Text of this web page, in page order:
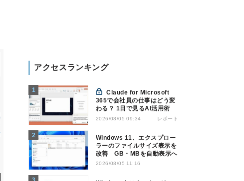
アクセスランキング
Claude for Microsoft
365で会社員の仕事はどう変
わる？ 1日で見るAI活用術
2026/08/05 09:34 レポート
Windows 11、エクスプロー
ラーのファイルサイズ表示を
改善 GB・MBを自動表示へ
2026/08/05 11:16